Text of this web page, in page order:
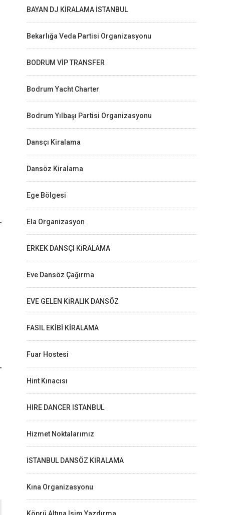
BAYAN DJ KİRALAMA İSTANBUL
Bekarlığa Veda Partisi Organizasyonu
BODRUM VİP TRANSFER
Bodrum Yacht Charter
Bodrum Yılbaşı Partisi Organizasyonu
Dansçı Kiralama
Dansöz Kiralama
Ege Bölgesi
Ela Organizasyon
ERKEK DANSÇI KİRALAMA
Eve Dansöz Çağırma
EVE GELEN KİRALIK DANSÖZ
FASIL EKİBİ KİRALAMA
Fuar Hostesi
Hint Kınacısı
HIRE DANCER ISTANBUL
Hizmet Noktalarımız
İSTANBUL DANSÖZ KİRALAMA
Kına Organizasyonu